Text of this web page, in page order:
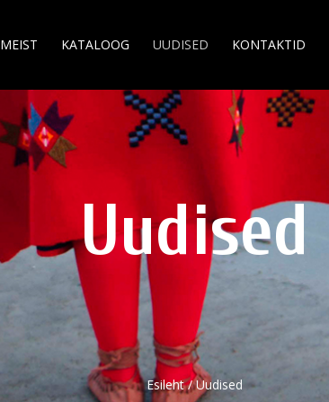
MEIST KATALOOG UUDISED KONTAKTID
Uudised
Esileht /Uudised